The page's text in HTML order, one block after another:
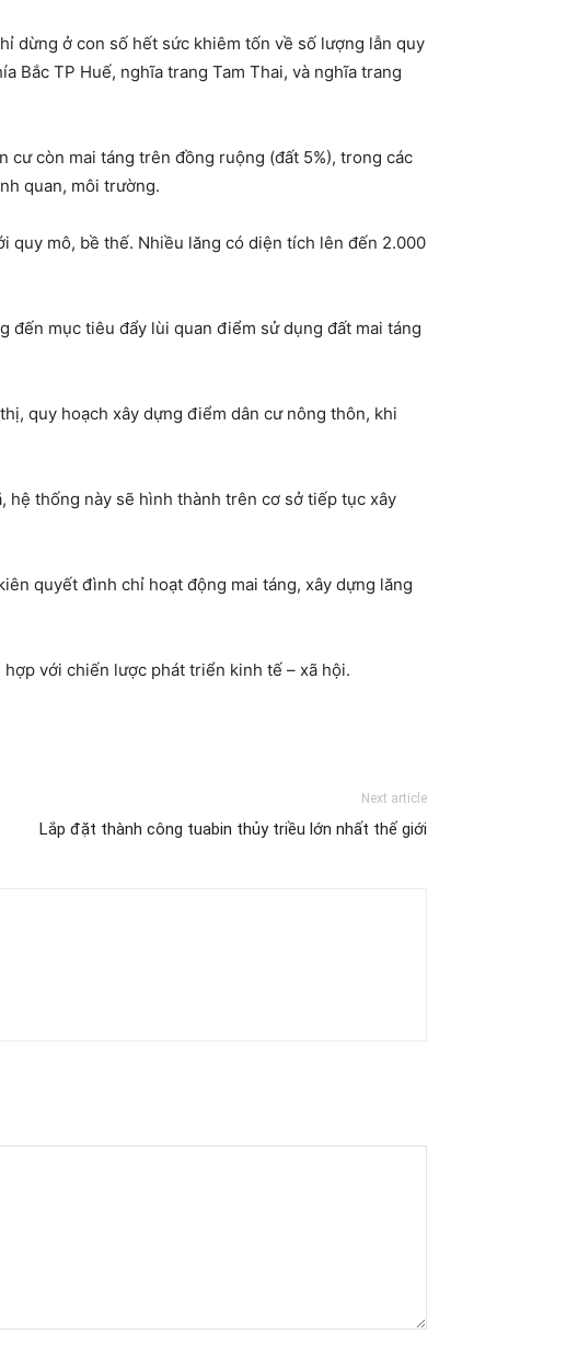
dừng ở con số hết sức khiêm tốn về số lượng lẫn quy
Bắc TP Huế, nghĩa trang Tam Thai, và nghĩa trang
còn mai táng trên đồng ruộng (đất 5%), trong các
quan, môi trường.
quy mô, bề thế. Nhiều lăng có diện tích lên đến 2.000
đến mục tiêu đẩy lùi quan điểm sử dụng đất mai táng
quy hoạch xây dựng điểm dân cư nông thôn, khi
thống này sẽ hình thành trên cơ sở tiếp tục xây
quyết đình chỉ hoạt động mai táng, xây dựng lăng
với chiến lược phát triển kinh tế – xã hội.
Next article
Lắp đặt thành công tuabin thủy triều lớn nhất thế giới